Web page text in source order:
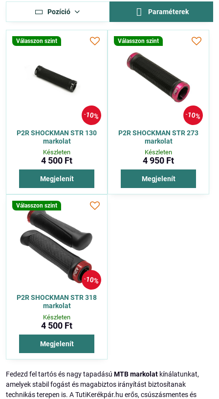
Pozíció Paraméterek
10%
Válasszon szint
P2R SHOCKMAN STR 130
markolat
Készleten
4 500 Ft
Megjelenít
10%
Válasszon szint
P2R SHOCKMAN STR 273
markolat
Készleten
4 950 Ft
Megjelenít
10%
Válasszon szint
P2R SHOCKMAN STR 318
markolat
Készleten
4 500 Ft
Megjelenít
Fedezd fel tartós és nagy tapadású MTB markolat kínálatunkat,
amelyek stabil fogást és magabiztos irányítást biztosítanak
technikás terepen is. A TutiKerékpár.hu erős, csúszásmentes és